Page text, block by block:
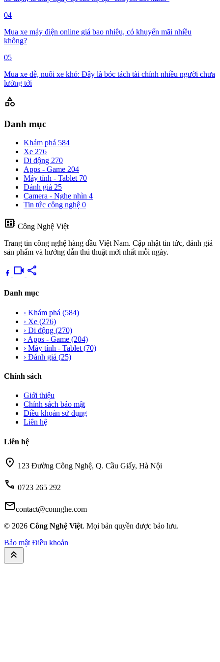
04
Mua xe máy điện online giá bao nhiêu, có khuyến mãi nhiều
không?
05
Mua xe dễ, nuôi xe khó: Đây là bóc tách tài chính nhiều người chưa
lường tới
category
Danh mục
Khám phá 584
Xe 276
Di động 270
Apps - Game 204
Máy tính - Tablet 70
Đánh giá 25
Camera - Nghe nhìn 4
Tin tức công nghệ 0
developer_board Công Nghệ Việt
Trang tin công nghệ hàng đầu Việt Nam. Cập nhật tin tức, đánh giá
sản phẩm và hướng dẫn thủ thuật mới nhất mỗi ngày.
videocam share
Danh mục
› Khám phá (584)
› Xe (276)
› Di động (270)
› Apps - Game (204)
› Máy tính - Tablet (70)
› Đánh giá (25)
Chính sách
Giới thiệu
Chính sách bảo mật
Điều khoản sử dụng
Liên hệ
Liên hệ
location_on 123 Đường Công Nghệ, Q. Cầu Giấy, Hà Nội
call 0723 265 292
mailcontact@connghe.com
© 2026 Công Nghệ Việt. Mọi bản quyền được bảo lưu.
Bảo mật Điều khoản
keyboard_double_arrow_up